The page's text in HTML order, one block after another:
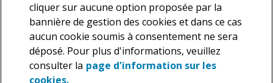
Nous vous informons que Deloitte traite vos données
personnelles en tant que responsable de traitement dans le but
de répondre à votre demande. En application de la législation en
vigueur, vous disposez d’un droit d’accès, de rectification et de
suppression des données personnelles vous concernant ainsi
que la possibilité de vous opposer au traitement de ces données,
cliquer sur aucune option proposée par la
bannière de gestion des cookies et dans ce cas
aucun cookie soumis à consentement ne sera
déposé. Pour plus d'informations, veuillez
consulter la page d'information sur les
cookies.